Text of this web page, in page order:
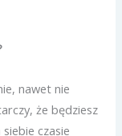
nawet nie
że będziesz
czasie